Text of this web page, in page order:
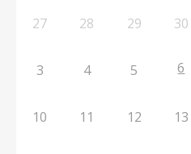
27 28 29 30
3 4 5 6
10 11 12 13